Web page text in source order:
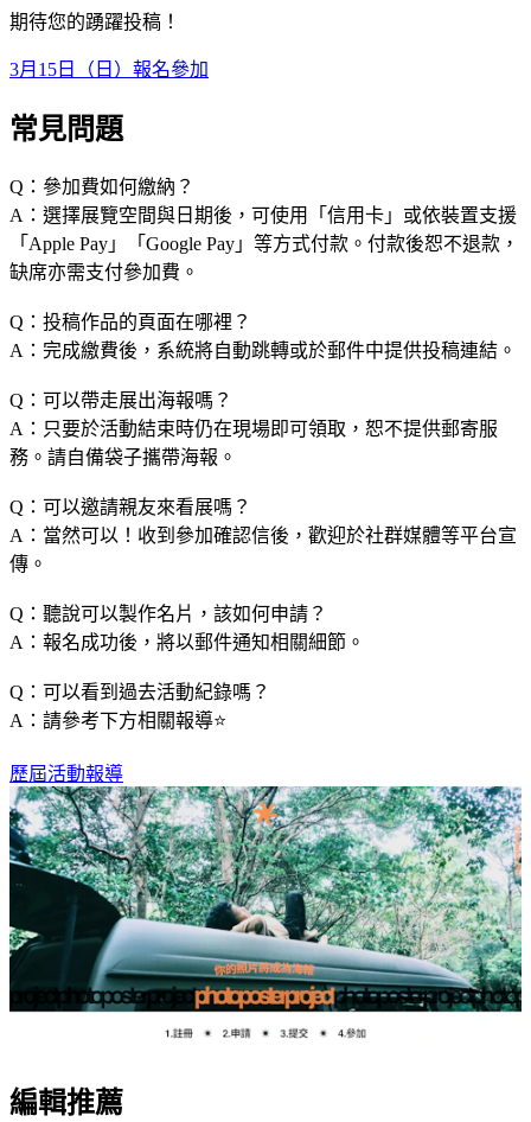
期待您的踴躍投稿！
3月15日（日）報名參加
常見問題
Q：參加費如何繳納？
A：選擇展覽空間與日期後，可使用「信用卡」或依裝置支援
「Apple Pay」「Google Pay」等方式付款。付款後恕不退款，
缺席亦需支付參加費。
Q：投稿作品的頁面在哪裡？
A：完成繳費後，系統將自動跳轉或於郵件中提供投稿連結。
Q：可以帶走展出海報嗎？
A：只要於活動結束時仍在現場即可領取，恕不提供郵寄服
務。請自備袋子攜帶海報。
Q：可以邀請親友來看展嗎？
A：當然可以！收到參加確認信後，歡迎於社群媒體等平台宣
傳。
Q：聽說可以製作名片，該如何申請？
A：報名成功後，將以郵件通知相關細節。
Q：可以看到過去活動紀錄嗎？
A：請參考下方相關報導⭐️
歷屆活動報導
編輯推薦